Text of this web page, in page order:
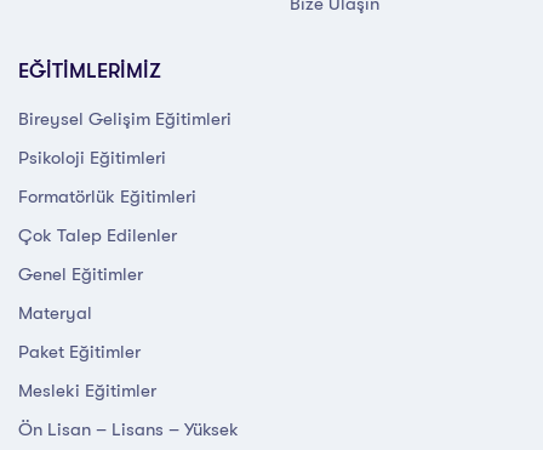
EĞİTİMLERİMİZ
Bireysel Gelişim Eğitimleri
Psikoloji Eğitimleri
Formatörlük Eğitimleri
Çok Talep Edilenler
Genel Eğitimler
Materyal
Paket Eğitimler
Mesleki Eğitimler
Ön Lisan – Lisans – Yüksek